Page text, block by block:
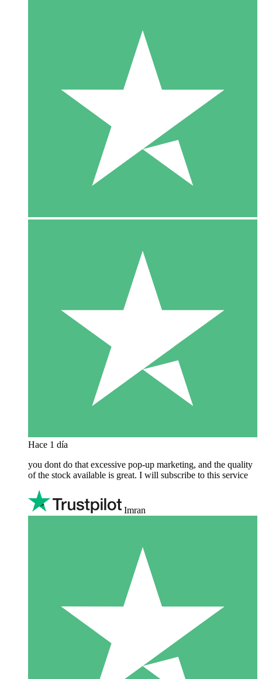
Hace 1 día
you dont do that excessive pop-up marketing, and the quality
of the stock available is great. I will subscribe to this service
Imran